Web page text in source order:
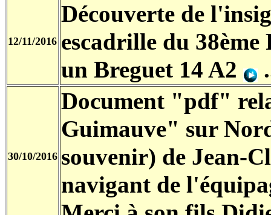
12/11/2016
Découverte de
escadrille du
un Breguet 14 A2
30/10/2016
Document "pdf"
Guimauve" sur
souvenir) de Jean-
navigant de